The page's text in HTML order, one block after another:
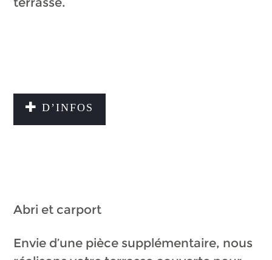
D’INFOS
Abri et carport
Envie d’une pièce supplémentaire, nous